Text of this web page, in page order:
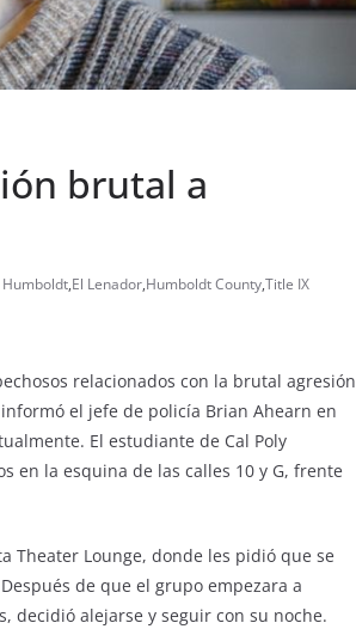
brutal a
Humboldt,El Lenador,Humboldt County,Title IX
relacionados con la brutal agresión
el jefe de policía Brian Ahearn en
El estudiante de Cal Poly
en la esquina de las calles 10 y G, frente
Theater Lounge, donde les pidió que se
de que el grupo empezara a
decidió alejarse y seguir con su noche.